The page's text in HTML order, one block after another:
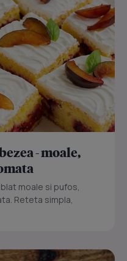
- moale,
moale si pufos,
Reteta simpla,